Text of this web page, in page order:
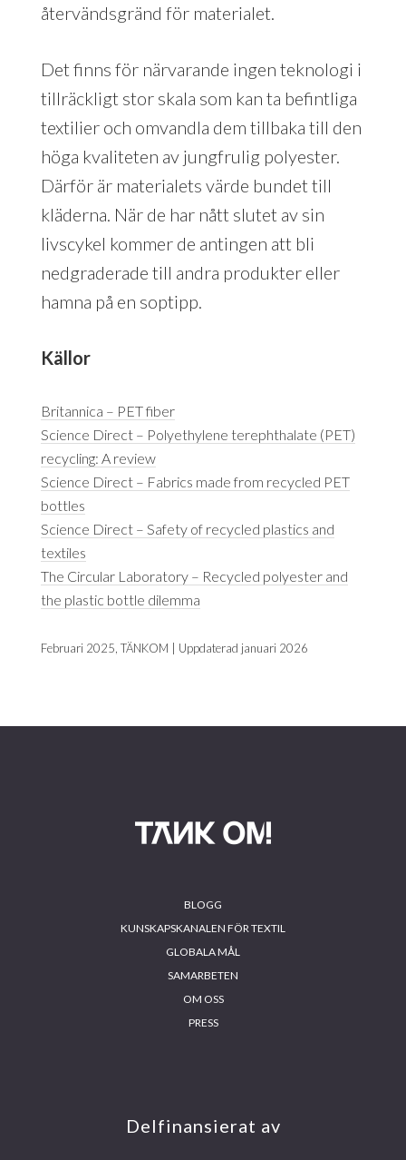
återvändsgränd för materialet.
Det finns för närvarande ingen teknologi i
tillräckligt stor skala som kan ta befintliga
textilier och omvandla dem tillbaka till den
höga kvaliteten av jungfrulig polyester.
Därför är materialets värde bundet till
kläderna. När de har nått slutet av sin
livscykel kommer de antingen att bli
nedgraderade till andra produkter eller
hamna på en soptipp.
Källor
Britannica – PET fiber
Science Direct – Polyethylene terephthalate (PET)
recycling: A review
Science Direct – Fabrics made from recycled PET
bottles
Science Direct – Safety of recycled plastics and
textiles
The Circular Laboratory – Recycled polyester and
the plastic bottle dilemma
Februari 2025, TÄNKOM | Uppdaterad januari 2026
BLOGG
KUNSKAPSKANALEN FÖR TEXTIL
GLOBALA MÅL
SAMARBETEN
OM OSS
PRESS
Delfinansierat av